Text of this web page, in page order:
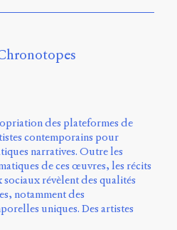
des plateformes de
contemporains pour
narratives. Outre les
de ces œuvres, les récits
sociaux révèlent des qualités
notamment des
uniques. Des artistes